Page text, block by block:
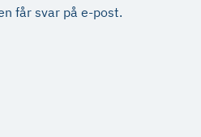
får svar på e-post.